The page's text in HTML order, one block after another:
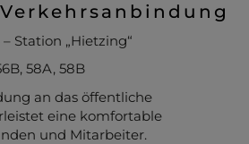
Station „Hietzing“
58A, 58B
an das öffentliche
eine komfortable
und Mitarbeiter.